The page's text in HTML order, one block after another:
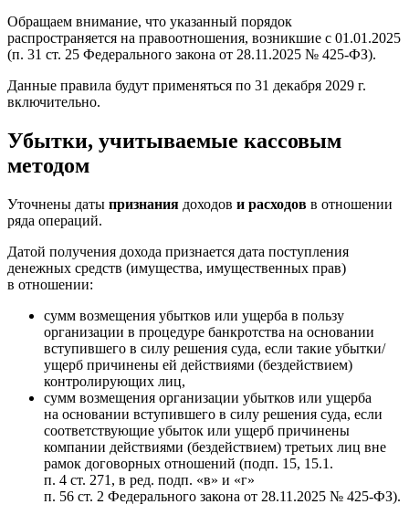
Обращаем внимание, что указанный порядок
распространяется на правоотношения, возникшие с 01.01.2025
(п. 31 ст. 25 Федерального закона от 28.11.2025 № 425-ФЗ).
Данные правила будут применяться по 31 декабря 2029 г.
включительно.
Убытки, учитываемые кассовым
методом
Уточнены даты признания доходов и расходов в отношении
ряда операций.
Датой получения дохода признается дата поступления
денежных средств (имущества, имущественных прав)
в отношении:
сумм возмещения убытков или ущерба в пользу
организации в процедуре банкротства на основании
вступившего в силу решения суда, если такие убытки/
ущерб причинены ей действиями (бездействием)
контролирующих лиц,
сумм возмещения организации убытков или ущерба
на основании вступившего в силу решения суда, если
соответствующие убыток или ущерб причинены
компании действиями (бездействием) третьих лиц вне
рамок договорных отношений (подп. 15, 15.1.
п. 4 ст. 271, в ред. подп. «в» и «г»
п. 56 ст. 2 Федерального закона от 28.11.2025 № 425-ФЗ).